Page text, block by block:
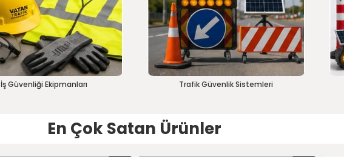
İş Güvenliği Ekipmanları Trafik Güvenlik Sistemleri
En Çok Satan Ürünler